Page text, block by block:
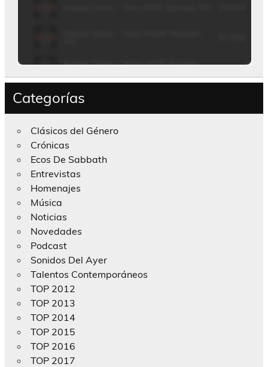
Categorías
Clásicos del Género
Crónicas
Ecos De Sabbath
Entrevistas
Homenajes
Música
Noticias
Novedades
Podcast
Sonidos Del Ayer
Talentos Contemporáneos
TOP 2012
TOP 2013
TOP 2014
TOP 2015
TOP 2016
TOP 2017